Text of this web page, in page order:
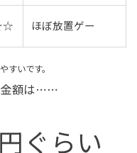
ほぼ放置ゲー
すいです。
金額は⋯⋯
円ぐらい